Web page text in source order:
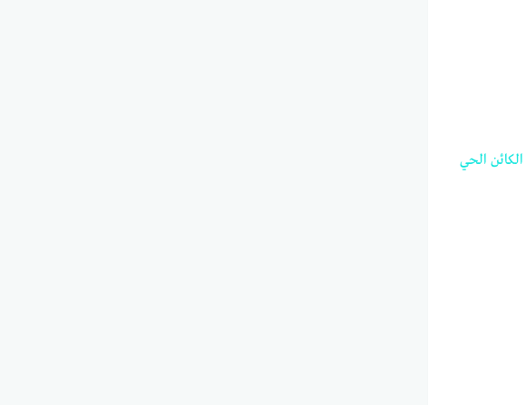
الكائن الحي